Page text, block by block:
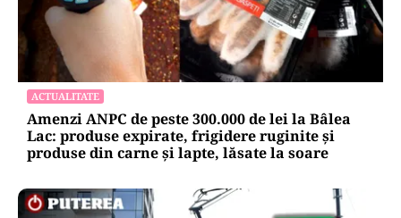
ACTUALITATE
Amenzi ANPC de peste 300.000 de lei la Bâlea
Lac: produse expirate, frigidere ruginite și
produse din carne și lapte, lăsate la soare